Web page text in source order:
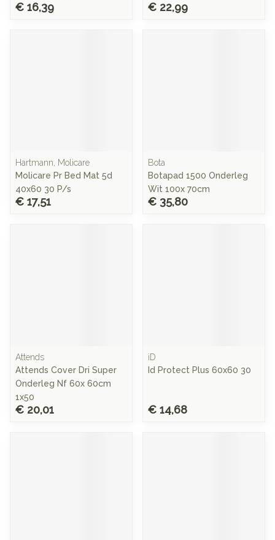
€ 16,39 € 22,99
Hartmann, Molicare
Molicare Pr Bed Mat 5d
40x60 30 P/s
€ 17,51
Bota
Botapad 1500 Onderleg
Wit 100x 70cm
€ 35,80
Attends
Attends Cover Dri Super
Onderleg Nf 60x 60cm
1x50
€ 20,01
iD
Id Protect Plus 60x60 30
€ 14,68